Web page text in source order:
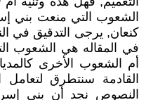
الشعوب التي منعت بني
كنعان, يرجى التدقيق في
في المقاله هي الشعوب
أم الشعوب الأخرى
القادمة سنتطرق لتعامل
النصوص نجد أن بني